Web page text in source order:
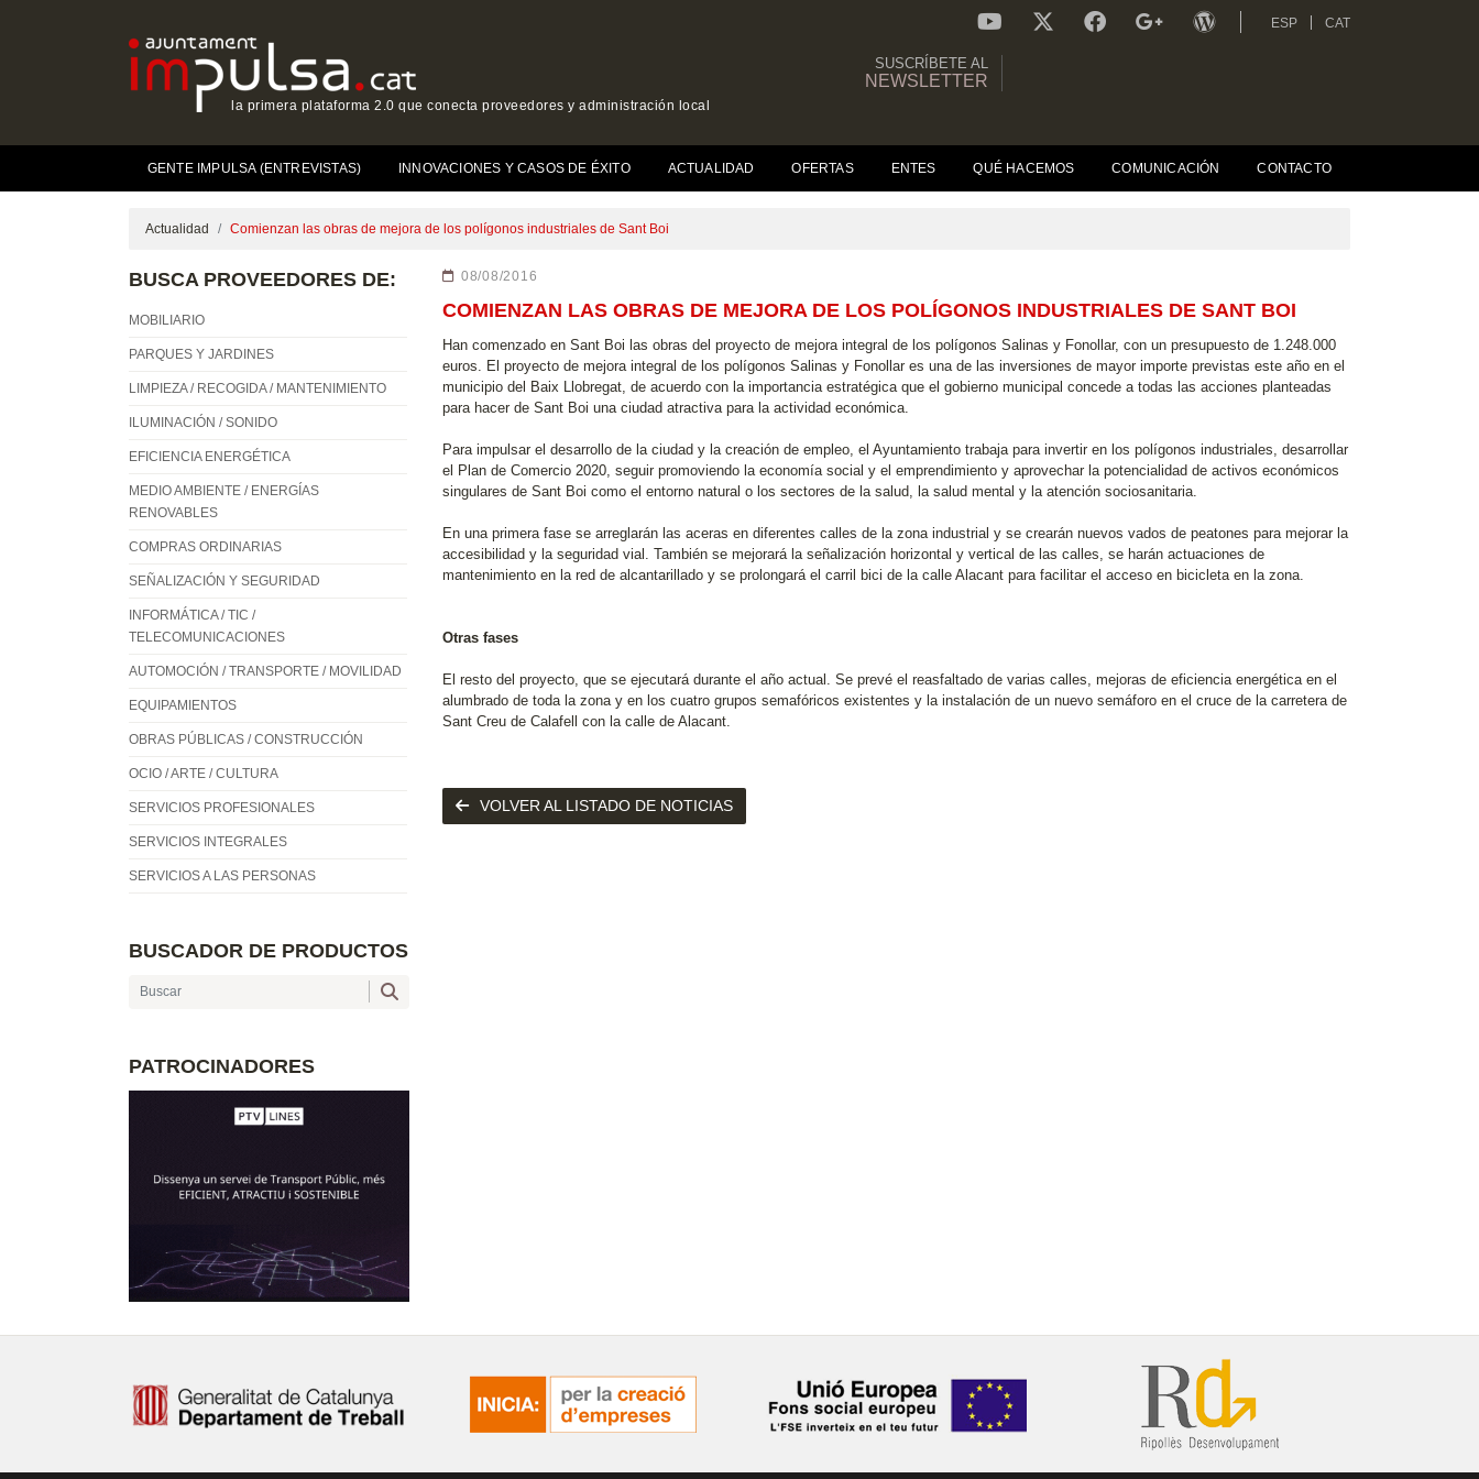
la primera plataforma 2.0 que conecta proveedores y administración local
ESP CAT
SUSCRÍBETE AL
NEWSLETTER
GENTE IMPULSA (ENTREVISTAS) INNOVACIONES Y CASOS DE ÉXITO ACTUALIDAD (CURRENT)
OFERTAS ENTES QUÉ HACEMOS COMUNICACIÓN CONTACTO
Actualidad Comienzan las obras de mejora de los polígonos industriales de Sant Boi
BUSCA PROVEEDORES DE:
MOBILIARIO
PARQUES Y JARDINES
LIMPIEZA / RECOGIDA / MANTENIMIENTO
ILUMINACIÓN / SONIDO
EFICIENCIA ENERGÉTICA
MEDIO AMBIENTE / ENERGÍAS
RENOVABLES
COMPRAS ORDINARIAS
SEÑALIZACIÓN Y SEGURIDAD
INFORMÁTICA / TIC /
TELECOMUNICACIONES
AUTOMOCIÓN / TRANSPORTE / MOVILIDAD
EQUIPAMIENTOS
OBRAS PÚBLICAS / CONSTRUCCIÓN
OCIO / ARTE / CULTURA
SERVICIOS PROFESIONALES
SERVICIOS INTEGRALES
SERVICIOS A LAS PERSONAS
BUSCADOR DE PRODUCTOS
PATROCINADORES
08/08/2016
COMIENZAN LAS OBRAS DE MEJORA DE LOS POLÍGONOS INDUSTRIALES DE SANT BOI
Han comenzado en Sant Boi las obras del proyecto de mejora integral de los polígonos Salinas y Fonollar, con un presupuesto de 1.248.000
euros. El proyecto de mejora integral de los polígonos Salinas y Fonollar es una de las inversiones de mayor importe previstas este año en el
municipio del Baix Llobregat, de acuerdo con la importancia estratégica que el gobierno municipal concede a todas las acciones planteadas
para hacer de Sant Boi una ciudad atractiva para la actividad económica.
Para impulsar el desarrollo de la ciudad y la creación de empleo, el Ayuntamiento trabaja para invertir en los polígonos industriales, desarrollar
el Plan de Comercio 2020, seguir promoviendo la economía social y el emprendimiento y aprovechar la potencialidad de activos económicos
singulares de Sant Boi como el entorno natural o los sectores de la salud, la salud mental y la atención sociosanitaria.
En una primera fase se arreglarán las aceras en diferentes calles de la zona industrial y se crearán nuevos vados de peatones para mejorar la
accesibilidad y la seguridad vial. También se mejorará la señalización horizontal y vertical de las calles, se harán actuaciones de
mantenimiento en la red de alcantarillado y se prolongará el carril bici de la calle Alacant para facilitar el acceso en bicicleta en la zona.
Otras fases
El resto del proyecto, que se ejecutará durante el año actual. Se prevé el reasfaltado de varias calles, mejoras de eficiencia energética en el
alumbrado de toda la zona y en los cuatro grupos semafóricos existentes y la instalación de un nuevo semáforo en el cruce de la carretera de
Sant Creu de Calafell con la calle de Alacant.
VOLVER AL LISTADO DE NOTICIAS